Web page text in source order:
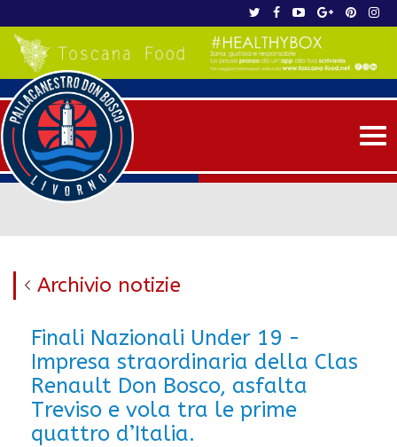
Archivio notizie
Finali Nazionali Under 19 -
Impresa straordinaria della Clas
Renault Don Bosco, asfalta
Treviso e vola tra le prime
quattro d’Italia.